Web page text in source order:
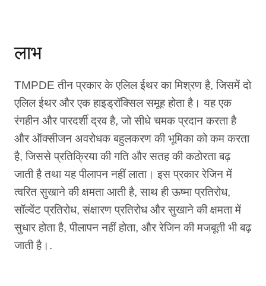
लाभ
TMPDE तीन प्रकार के एलिल ईथर का मिश्रण है, जिसमें दो
एलिल ईथर और एक हाइड्रॉक्सिल समूह होता है। यह एक
रंगहीन और पारदर्शी द्रव है, जो सीधे चमक प्रदान करता है
और ऑक्सीजन अवरोधक बहुलकरण की भूमिका को कम करता
है, जिससे प्रतिक्रिया की गति और सतह की कठोरता बढ़
जाती है तथा यह पीलापन नहीं लाता। इस प्रकार रेजिन में
त्वरित सुखाने की क्षमता आती है, साथ ही ऊष्मा प्रतिरोध,
सॉल्वेंट प्रतिरोध, संक्षारण प्रतिरोध और सुखाने की क्षमता में
सुधार होता है, पीलापन नहीं होता, और रेजिन की मजबूती भी बढ़
जाती है।.